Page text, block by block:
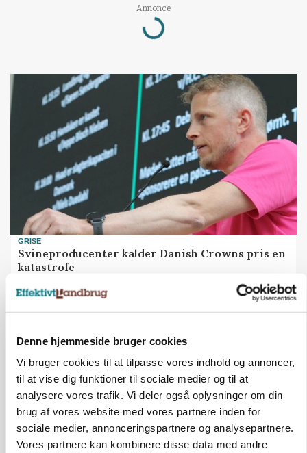
Denne hjemmeside bruger cookies
Vi bruger cookies til at tilpasse vores indhold og annoncer,
til at vise dig funktioner til sociale medier og til at
analysere vores trafik. Vi deler også oplysninger om din
brug af vores website med vores partnere inden for
sociale medier, annonceringspartnere og analysepartnere.
Vores partnere kan kombinere disse data med andre
Annonce
Loading...
GRISE
Svineproducenter kalder Danish Crowns pris en
katastrofe